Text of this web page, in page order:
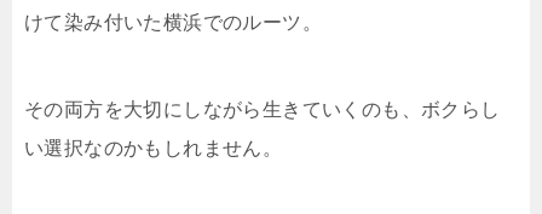
けて染み付いた横浜でのルーツ。
その両方を大切にしながら生きていくのも、ボクらし
い選択なのかもしれません。